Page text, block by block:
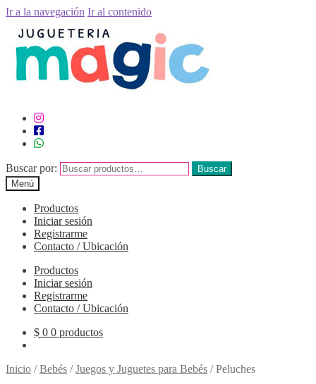
Ir a la navegación Ir al contenido
Buscar por:
Buscar
Menú
Productos
Iniciar sesión
Registrarme
Contacto / Ubicación
Productos
Iniciar sesión
Registrarme
Contacto / Ubicación
$ 0 0 productos
Inicio /Bebés /Juegos y Juguetes para Bebés /Peluches